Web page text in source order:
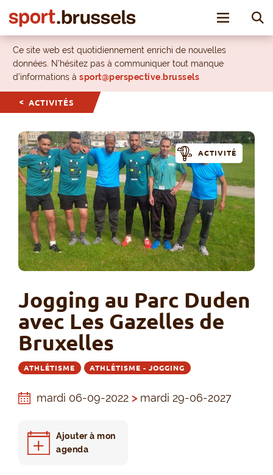
Toggle
Ce site web est quotidiennement enrichi de nouvelles
données. N’hésitez pas à communiquer tout manque
d’informations à sport@perspective.brussels
ACTIVITÉS
ACTIVITÉ
Jogging au Parc Duden
avec Les Gazelles de
Bruxelles
ATHLÉTISME ATHLÉTISME - JOGGING
mardi 06-09-2022 >mardi 29-06-2027
Ajouter à mon
agenda